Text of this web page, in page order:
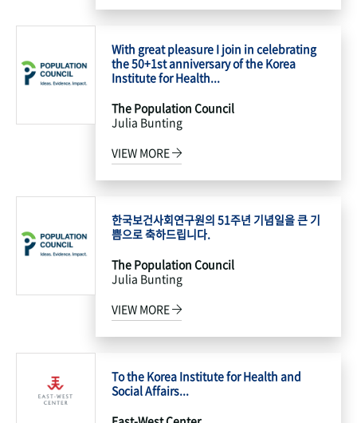
With great pleasure I join in celebrating
the 50+1st anniversary of the Korea
Institute for Health...
The Population Council
Julia Bunting
VIEW MORE
한국보건사회연구원의 51주년 기념일을 큰 기
쁨으로 축하드립니다.
The Population Council
Julia Bunting
VIEW MORE
To the Korea Institute for Health and
Social Affairs...